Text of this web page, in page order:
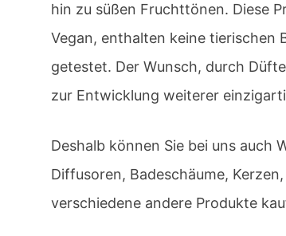
hin zu süßen Fruchttönen. Diese
Vegan, enthalten keine tierischen
getestet. Der Wunsch, durch
zur Entwicklung weiterer
Deshalb können Sie bei uns auch
Diffusoren, Badeschäume,
verschiedene andere Produkte